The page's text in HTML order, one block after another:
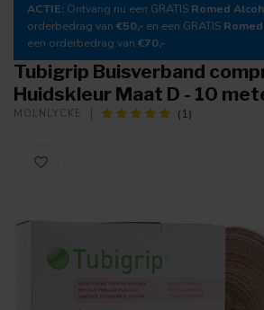
ACTIE: Ontvang nu een GRATIS Romed
orderbedrag van €50,- en een GRATIS
een orderbedrag van €70,-
Tubigrip Buisverband
Huidskleur Maat D - 10
MOLNLYCKE (1)